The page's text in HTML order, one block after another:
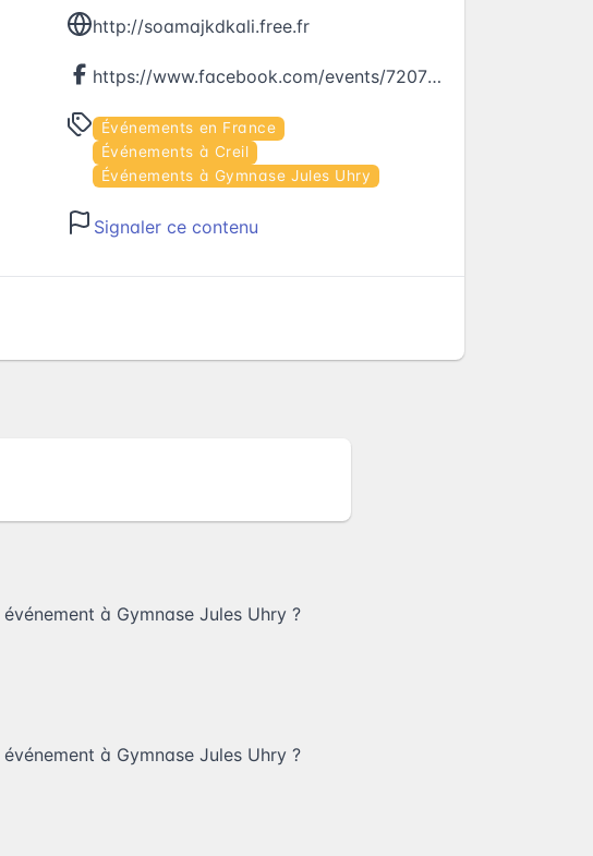
http://soamajkdkali.free.fr
https://www.facebook.com/events/720713731410998
Événements en France
Événements à Creil
Événements à Gymnase Jules Uhry
Signaler ce contenu
à Gymnase Jules Uhry ?
à Gymnase Jules Uhry ?